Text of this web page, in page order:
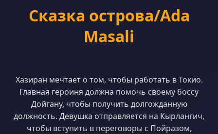
Сказка острова/Ada
Masali
Хазиран мечтает о том, чтобы работать в Токио.
Главная героиня должна помочь своему боссу
Дойгану, чтобы получить долгожданную
должность. Девушка отправляется на Кырлангич,
чтобы вступить в переговоры с Пойразом,